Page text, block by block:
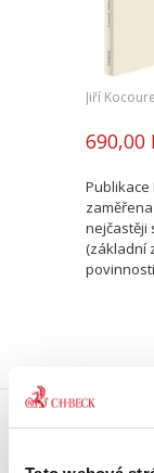
Jiří
690,00
nejčastěji
(základní